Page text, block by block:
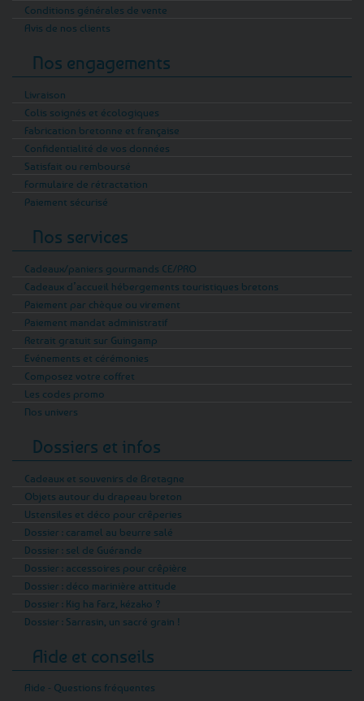
Conditions générales de vente
Avis de nos clients
Nos engagements
Livraison
Colis soignés et écologiques
Fabrication bretonne et française
Confidentialité de vos données
Satisfait ou remboursé
Formulaire de rétractation
Paiement sécurisé
Nos services
Cadeaux/paniers gourmands CE/PRO
Cadeaux d’accueil hébergements touristiques bretons
Paiement par chèque ou virement
Paiement mandat administratif
Retrait gratuit sur Guingamp
Evénements et cérémonies
Composez votre coffret
Les codes promo
Nos univers
Dossiers et infos
Cadeaux et souvenirs de Bretagne
Objets autour du drapeau breton
Ustensiles et déco pour crêperies
Dossier : caramel au beurre salé
Dossier : sel de Guérande
Dossier : accessoires pour crêpière
Dossier : déco marinière attitude
Dossier : Kig ha Farz, kézako ?
Dossier : Sarrasin, un sacré grain !
Aide et conseils
Aide - Questions fréquentes